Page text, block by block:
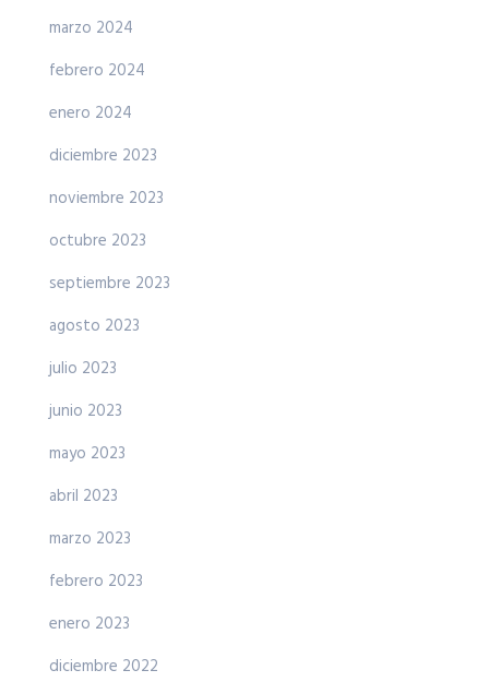
marzo 2024
febrero 2024
enero 2024
diciembre 2023
noviembre 2023
octubre 2023
septiembre 2023
agosto 2023
julio 2023
junio 2023
mayo 2023
abril 2023
marzo 2023
febrero 2023
enero 2023
diciembre 2022